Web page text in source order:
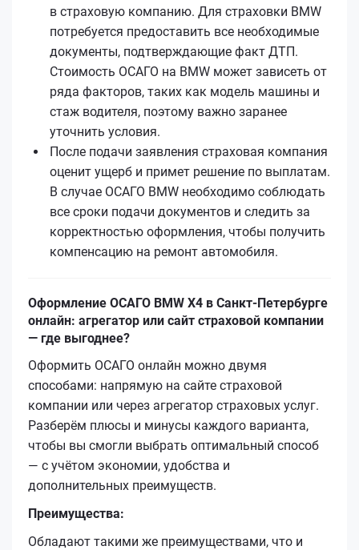
в страховую компанию. Для страховки BMW
потребуется предоставить все необходимые
документы, подтверждающие факт ДТП.
Стоимость ОСАГО на BMW может зависеть от
ряда факторов, таких как модель машины и
стаж водителя, поэтому важно заранее
уточнить условия.
После подачи заявления страховая компания
оценит ущерб и примет решение по выплатам.
В случае ОСАГО BMW необходимо соблюдать
все сроки подачи документов и следить за
корректностью оформления, чтобы получить
компенсацию на ремонт автомобиля.
Оформление ОСАГО BMW X4 в Санкт-Петербурге
онлайн: агрегатор или сайт страховой компании
— где выгоднее?
Оформить ОСАГО онлайн можно двумя
способами: напрямую на сайте страховой
компании или через агрегатор страховых услуг.
Разберём плюсы и минусы каждого варианта,
чтобы вы смогли выбрать оптимальный способ
— с учётом экономии, удобства и
дополнительных преимуществ.
Преимущества:
Обладают такими же преимуществами, что и